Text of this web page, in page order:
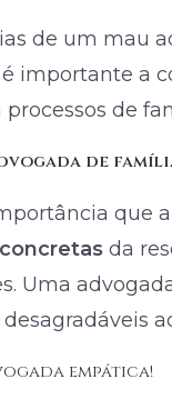
de um mau
é importante a
de
de
que
da
Uma
empática!